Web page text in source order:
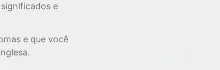
e
e que você